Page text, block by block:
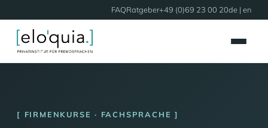
FAQRatgeber+49 (0)69 23 00 20de | en
FIRMENKURSE · FACHSPRACHE